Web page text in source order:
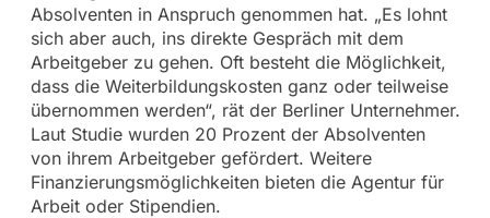
Absolventen in Anspruch genommen hat. „Es lohnt
sich aber auch, ins direkte Gespräch mit dem
Arbeitgeber zu gehen. Oft besteht die Möglichkeit,
dass die Weiterbildungskosten ganz oder teilweise
übernommen werden“, rät der Berliner Unternehmer.
Laut Studie wurden 20 Prozent der Absolventen
von ihrem Arbeitgeber gefördert. Weitere
Finanzierungsmöglichkeiten bieten die Agentur für
Arbeit oder Stipendien.